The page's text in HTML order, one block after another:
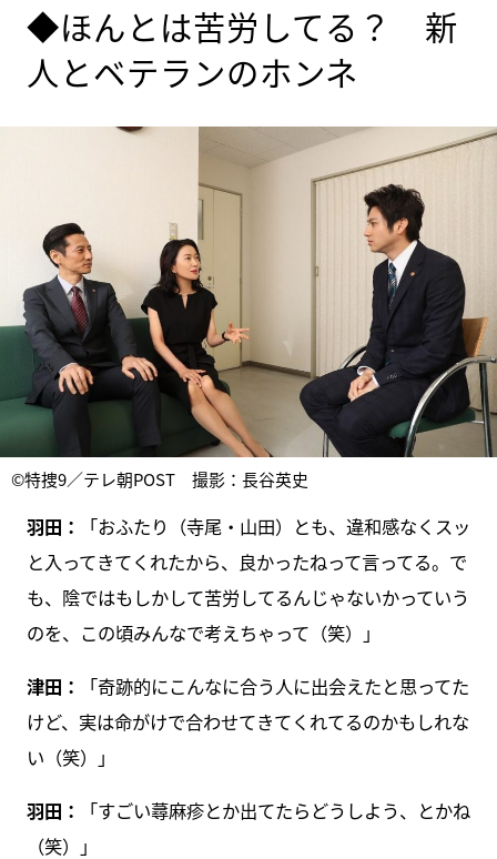
◆ほんとは苦労してる？ 新
人とベテランのホンネ
©特捜9／テレ朝POST 撮影：長谷英史
羽田：
「おふたり（寺尾・山田）とも、違和感なくスッ
と入ってきてくれたから、良かったねって言ってる。で
も、陰ではもしかして苦労してるんじゃないかっていう
のを、この頃みんなで考えちゃって（笑）」
津田：
「奇跡的にこんなに合う人に出会えたと思ってた
けど、実は命がけで合わせてきてくれてるのかもしれな
い（笑）」
羽田：
「すごい蕁麻疹とか出てたらどうしよう、とかね
（笑）」